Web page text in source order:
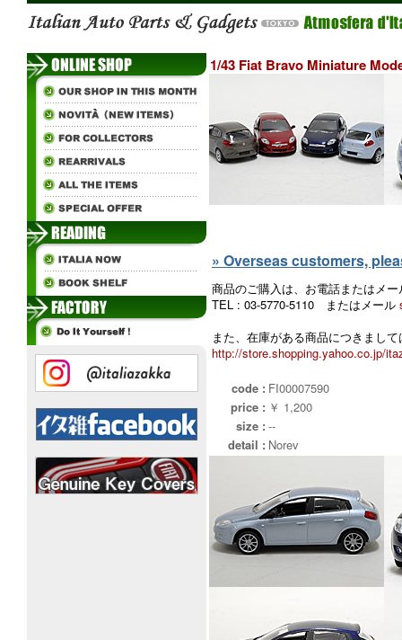
1/43 Fiat Bravo Miniature
» Overseas customers,
商品のご購入は、お電話またはメ
TEL : 03-5770-5110 またはメール
また、在庫がある商品につきまし
http://store.shopping.yahoo.co.jp/
code : FI00007590
price : ￥ 1,200
size : --
detail : Norev